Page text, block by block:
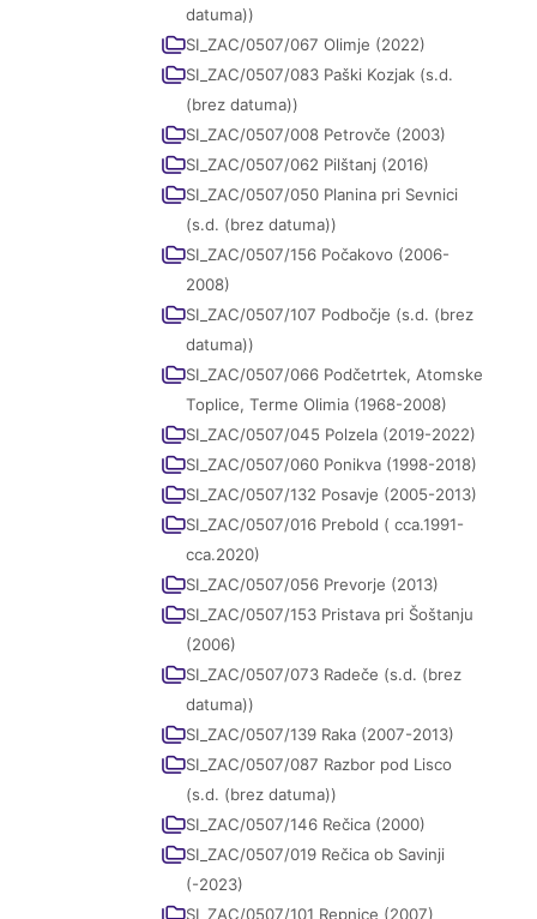
datuma))
SI_ZAC/0507/067 Olimje (2022)
SI_ZAC/0507/083 Paški Kozjak (s.d.
(brez datuma))
SI_ZAC/0507/008 Petrovče (2003)
SI_ZAC/0507/062 Pilštanj (2016)
SI_ZAC/0507/050 Planina pri Sevnici
(s.d. (brez datuma))
SI_ZAC/0507/156 Počakovo (2006-
2008)
SI_ZAC/0507/107 Podbočje (s.d. (brez
datuma))
SI_ZAC/0507/066 Podčetrtek, Atomske
Toplice, Terme Olimia (1968-2008)
SI_ZAC/0507/045 Polzela (2019-2022)
SI_ZAC/0507/060 Ponikva (1998-2018)
SI_ZAC/0507/132 Posavje (2005-2013)
SI_ZAC/0507/016 Prebold ( cca.1991-
cca.2020)
SI_ZAC/0507/056 Prevorje (2013)
SI_ZAC/0507/153 Pristava pri Šoštanju
(2006)
SI_ZAC/0507/073 Radeče (s.d. (brez
datuma))
SI_ZAC/0507/139 Raka (2007-2013)
SI_ZAC/0507/087 Razbor pod Lisco
(s.d. (brez datuma))
SI_ZAC/0507/146 Rečica (2000)
SI_ZAC/0507/019 Rečica ob Savinji
(-2023)
SI_ZAC/0507/101 Repnice (2007)